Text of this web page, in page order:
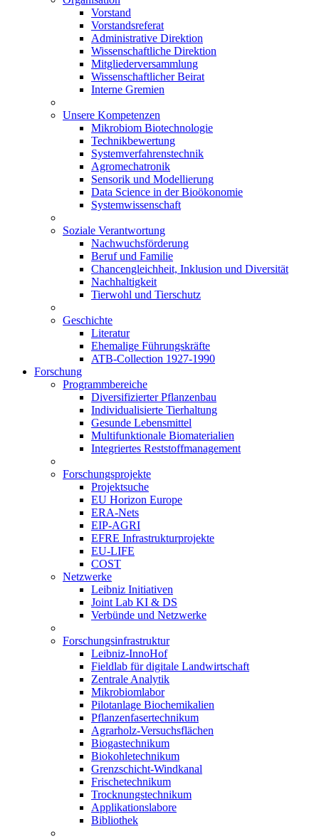
Vorstand
Vorstandsreferat
Administrative Direktion
Wissenschaftliche Direktion
Mitgliederversammlung
Wissenschaftlicher Beirat
Interne Gremien
Unsere Kompetenzen
Mikrobiom Biotechnologie
Technikbewertung
Systemverfahrenstechnik
Agromechatronik
Sensorik und Modellierung
Data Science in der Bioökonomie
Systemwissenschaft
Soziale Verantwortung
Nachwuchsförderung
Beruf und Familie
Chancengleichheit, Inklusion und Diversität
Nachhaltigkeit
Tierwohl und Tierschutz
Geschichte
Literatur
Ehemalige Führungskräfte
ATB-Collection 1927-1990
Forschung
Programmbereiche
Diversifizierter Pflanzenbau
Individualisierte Tierhaltung
Gesunde Lebensmittel
Multifunktionale Biomaterialien
Integriertes Reststoffmanagement
Forschungsprojekte
Projektsuche
EU Horizon Europe
ERA-Nets
EIP-AGRI
EFRE Infrastrukturprojekte
EU-LIFE
COST
Netzwerke
Leibniz Initiativen
Joint Lab KI & DS
Verbünde und Netzwerke
Forschungsinfrastruktur
Leibniz-InnoHof
Fieldlab für digitale Landwirtschaft
Zentrale Analytik
Mikrobiomlabor
Pilotanlage Biochemikalien
Pflanzenfasertechnikum
Agrarholz-Versuchsflächen
Biogastechnikum
Biokohletechnikum
Grenzschicht-Windkanal
Frischetechnikum
Trocknungstechnikum
Applikationslabore
Bibliothek